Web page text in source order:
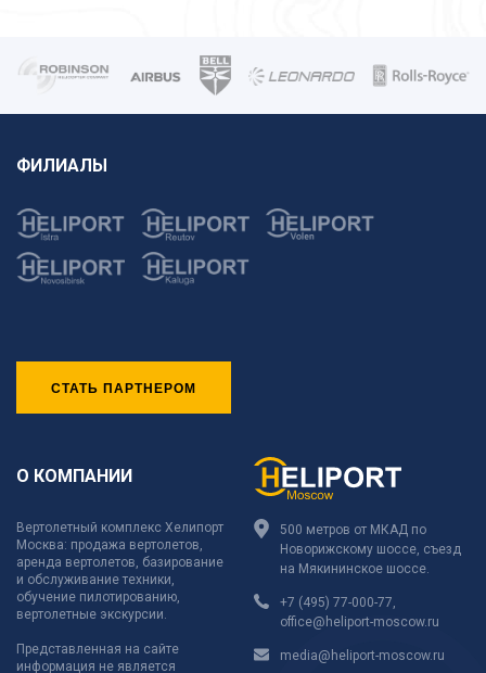
ФИЛИАЛЫ
СТАТЬ ПАРТНЕРОМ
О КОМПАНИИ
Вертолетный комплекс Хелипорт
Москва: продажа вертолетов,
аренда вертолетов, базирование
и обслуживание техники,
обучение пилотированию,
вертолетные экскурсии.
Представленная на сайте
информация не является
500 метров от МКАД по
Новорижскому шоссе, съезд
на Мякининское шоссе.
+7 (495) 77-000-77
office@heliport-moscow.ru
media@heliport-moscow.ru